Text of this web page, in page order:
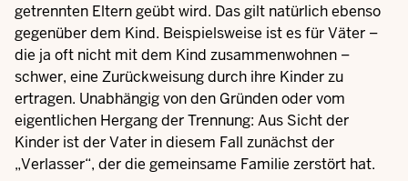
getrennten Eltern geübt wird. Das gilt natürlich ebenso
gegenüber dem Kind. Beispielsweise ist es für Väter –
die ja oft nicht mit dem Kind zusammenwohnen –
schwer, eine Zurückweisung durch ihre Kinder zu
ertragen. Unabhängig von den Gründen oder vom
eigentlichen Hergang der Trennung: Aus Sicht der
Kinder ist der Vater in diesem Fall zunächst der
„Verlasser“, der die gemeinsame Familie zerstört hat.